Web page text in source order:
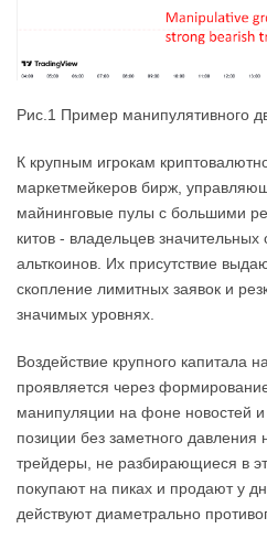
Рис.1 Пример манипулятивного
К крупным игрокам
маркетмейкеров бирж,
майнинговые пулы с большими
китов - владельцев
альткоинов. Их присутствие
скопление лимитных заявок и
значимых уровнях.
Воздействие крупного капитала
проявляется через
манипуляции на фоне новостей
позиции без заметного давления
трейдеры, не разбирающиеся в
покупают на пиках и продают у
действуют диаметрально